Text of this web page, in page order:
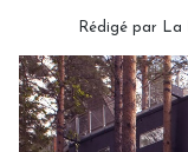
Rédigé par La